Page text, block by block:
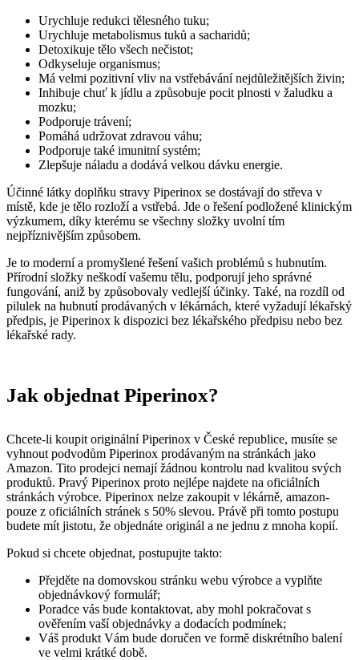
Urychluje redukci tělesného tuku;
Urychluje metabolismus tuků a sacharidů;
Detoxikuje tělo všech nečistot;
Odkyseluje organismus;
Má velmi pozitivní vliv na vstřebávání nejdůležitějších živin;
Inhibuje chuť k jídlu a způsobuje pocit plnosti v žaludku a
mozku;
Podporuje trávení;
Pomáhá udržovat zdravou váhu;
Podporuje také imunitní systém;
Zlepšuje náladu a dodává velkou dávku energie.
Účinné látky doplňku stravy Piperinox se dostávají do střeva v
místě, kde je tělo rozloží a vstřebá. Jde o řešení podložené klinickým
výzkumem, díky kterému se všechny složky uvolní tím
nejpříznivějším způsobem.
Je to moderní a promyšlené řešení vašich problémů s hubnutím.
Přírodní složky neškodí vašemu tělu, podporují jeho správné
fungování, aniž by způsobovaly vedlejší účinky. Také, na rozdíl od
pilulek na hubnutí prodávaných v lékárnách, které vyžadují lékařský
předpis, je Piperinox k dispozici bez lékařského předpisu nebo bez
lékařské rady.
Jak objednat Piperinox?
Chcete-li koupit originální Piperinox v České republice, musíte se
vyhnout podvodům Piperinox prodávaným na stránkách jako
Amazon. Tito prodejci nemají žádnou kontrolu nad kvalitou svých
produktů. Pravý Piperinox proto nejlépe najdete na oficiálních
stránkách výrobce. Piperinox nelze zakoupit v lékárně, amazon-
pouze z oficiálních stránek s 50% slevou. Právě při tomto postupu
budete mít jistotu, že objednáte originál a ne jednu z mnoha kopií.
Pokud si chcete objednat, postupujte takto:
Přejděte na domovskou stránku webu výrobce a vyplňte
objednávkový formulář;
Poradce vás bude kontaktovat, aby mohl pokračovat s
ověřením vaší objednávky a dodacích podmínek;
Váš produkt Vám bude doručen ve formě diskrétního balení
ve velmi krátké době.